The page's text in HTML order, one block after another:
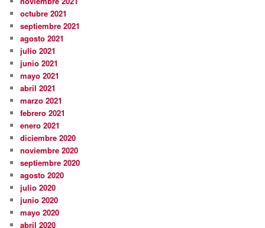
octubre 2021
septiembre 2021
agosto 2021
julio 2021
junio 2021
mayo 2021
abril 2021
marzo 2021
febrero 2021
enero 2021
diciembre 2020
noviembre 2020
septiembre 2020
agosto 2020
julio 2020
junio 2020
mayo 2020
abril 2020